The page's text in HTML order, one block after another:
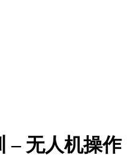
– 无人机操作